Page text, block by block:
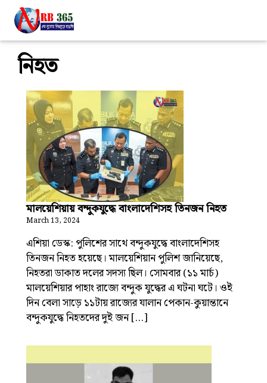
নিহত
মালয়েশিয়ায় বন্দুকযুদ্ধে বাংলাদেশিসহ তিনজন নিহত
March 13, 2024
এশিয়া ডেস্ক: পুলিশের সাথে বন্দুকযুদ্ধে বাংলাদেশিসহ
তিনজন নিহত হয়েছে। মালয়েশিয়ান পুলিশ জানিয়েছে,
নিহতরা ডাকাত দলের সদস্য ছিল। সোমবার (১১ মার্চ)
মালয়েশিয়ার পাহাং রাজ্যে বন্দুক যুদ্ধের এ ঘটনা ঘটে। ওই
দিন বেলা সাড়ে ১১টায় রাজ্যের যালান পেকান-কুয়ান্তানে
বন্দুকযুদ্ধে নিহতদের দুই জন […]